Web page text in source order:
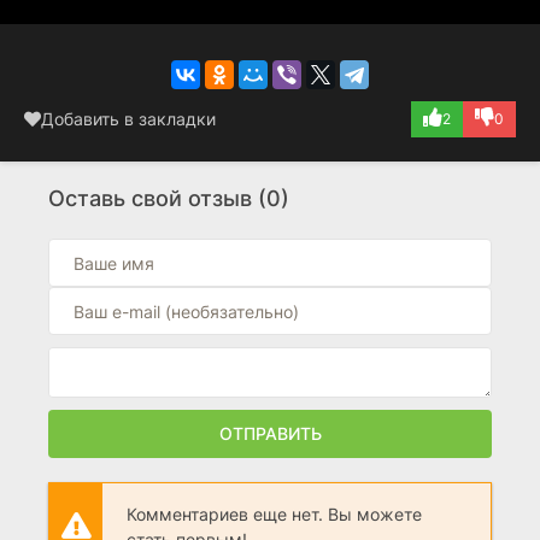
Добавить в закладки 2 0
Оставь свой отзыв (0)
ОТПРАВИТЬ
Комментариев еще нет. Вы можете